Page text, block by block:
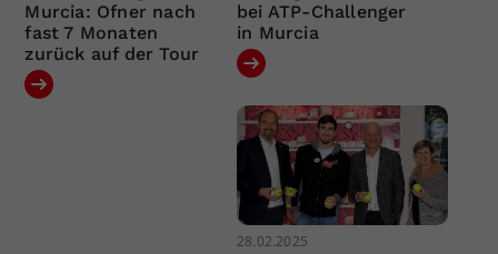
Murcia: Ofner nach
fast 7 Monaten
zurück auf der Tour
bei ATP-Challenger
in Murcia
28.02.2025